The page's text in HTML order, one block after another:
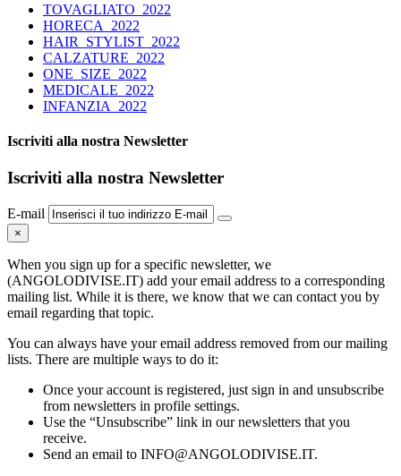
TOVAGLIATO_2022
HORECA_2022
HAIR_STYLIST_2022
CALZATURE_2022
ONE_SIZE_2022
MEDICALE_2022
INFANZIA_2022
Iscriviti alla nostra Newsletter
Iscriviti alla nostra Newsletter
E-mail
×
When you sign up for a specific newsletter, we
(ANGOLODIVISE.IT) add your email address to a corresponding
mailing list. While it is there, we know that we can contact you by
email regarding that topic.
You can always have your email address removed from our mailing
lists. There are multiple ways to do it:
Once your account is registered, just sign in and unsubscribe
from newsletters in profile settings.
Use the “Unsubscribe” link in our newsletters that you
receive.
Send an email to INFO@ANGOLODIVISE.IT.